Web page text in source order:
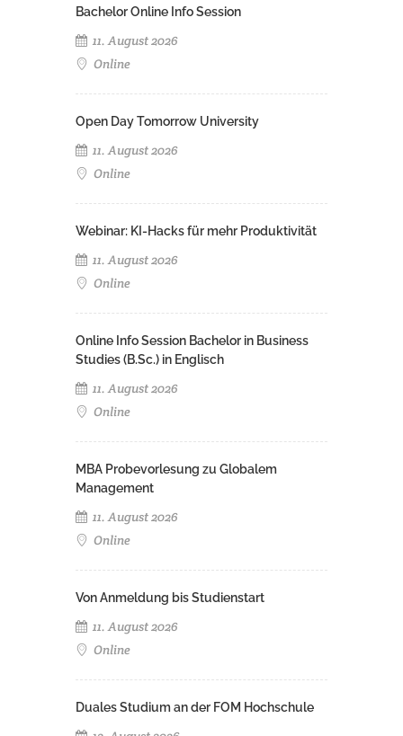
Bachelor Online Info Session
11. August 2026
Online
Open Day Tomorrow University
11. August 2026
Online
Webinar: KI-Hacks für mehr Produktivität
11. August 2026
Online
Online Info Session Bachelor in Business
Studies (B.Sc.) in Englisch
11. August 2026
Online
MBA Probevorlesung zu Globalem
Management
11. August 2026
Online
Von Anmeldung bis Studienstart
11. August 2026
Online
Duales Studium an der FOM Hochschule